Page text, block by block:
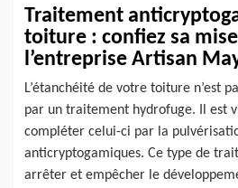
Traitement
toiture : confiez sa
l’entreprise Artisan
L’étanchéité de votre toiture n’est
par un traitement hydrofuge. Il est
compléter celui-ci par la
anticryptogamiques. Ce type de
arrêter et empêcher le